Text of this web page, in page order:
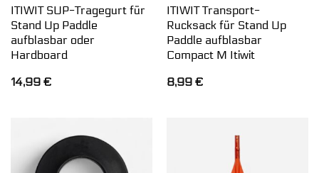
ITIWIT SUP-Tragegurt für
Stand Up Paddle
aufblasbar oder
Hardboard
14,99 €
ITIWIT Transport-
Rucksack für Stand Up
Paddle aufblasbar
Compact M Itiwit
8,99 €